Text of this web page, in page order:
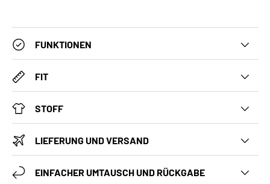
FUNKTIONEN
FIT
STOFF
LIEFERUNG UND VERSAND
EINFACHER UMTAUSCH UND RÜCKGABE